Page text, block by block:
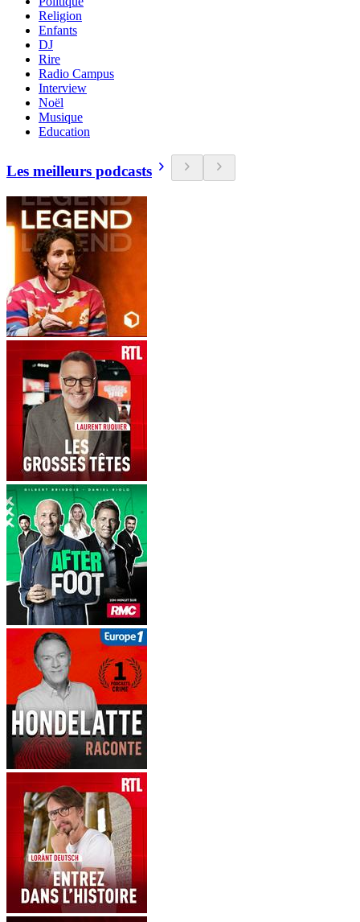
Religion
Enfants
DJ
Rire
Radio Campus
Interview
Noël
Musique
Education
Les meilleurs podcasts